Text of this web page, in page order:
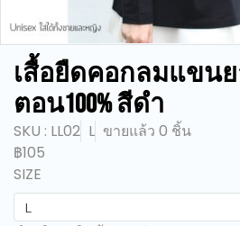
เสื้อยืดคอกลมแขน
ตอน100% สีดำ
SKU : LL02 L ขายแล้ว 0 ชิ้น
฿105
SIZE
L